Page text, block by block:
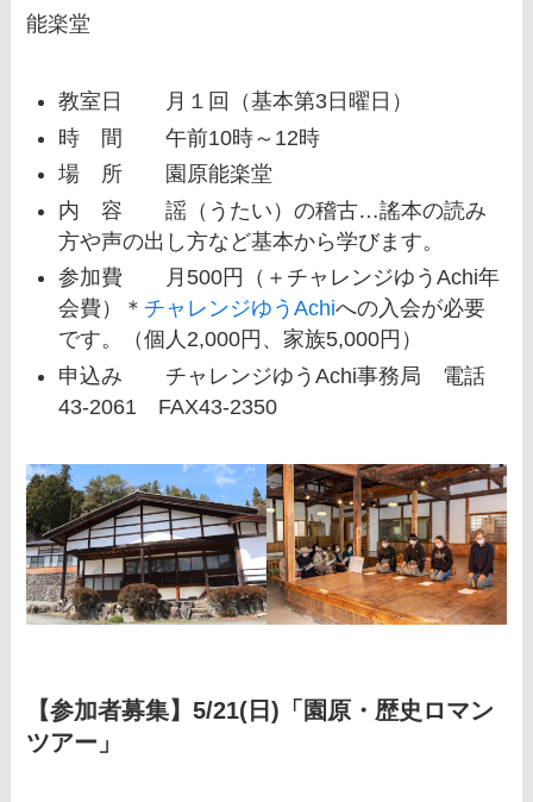
能楽堂
教室日 月１回（基本第3日曜日）
時 間 午前10時～12時
場 所 園原能楽堂
内 容 謡（うたい）の稽古…謠本の読み
方や声の出し方など基本から学びます。
参加費 月500円（＋チャレンジゆうAchi年
会費）＊ チャレンジゆうAchiへの入会が必要
です。（個人2,000円、家族5,000円）
申込み チャレンジゆうAchi事務局 電話
43-2061 FAX43-2350
【参加者募集】5/21(日)「園原・歴史ロマン
ツアー」